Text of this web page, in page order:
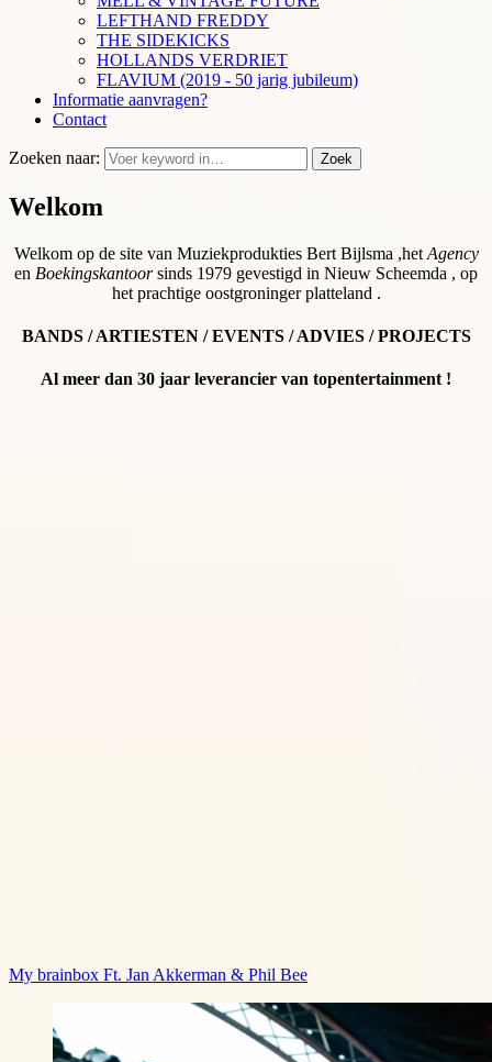
LEFTHAND FREDDY
THE SIDEKICKS
HOLLANDS VERDRIET
FLAVIUM (2019 - 50 jarig jubileum)
Informatie aanvragen?
Contact
Zoeken naar: Zoek
Welkom
Welkom op de site van Muziekprodukties Bert Bijlsma ,het Agency
en Boekingskantoorsinds 1979 gevestigd in Nieuw Scheemda , op
het prachtige oostgroninger platteland .
BANDS / ARTIESTEN / EVENTS / ADVIES / PROJECTS
Al meer dan 30 jaar leverancier van topentertainment !
My brainbox Ft. Jan Akkerman & Phil Bee